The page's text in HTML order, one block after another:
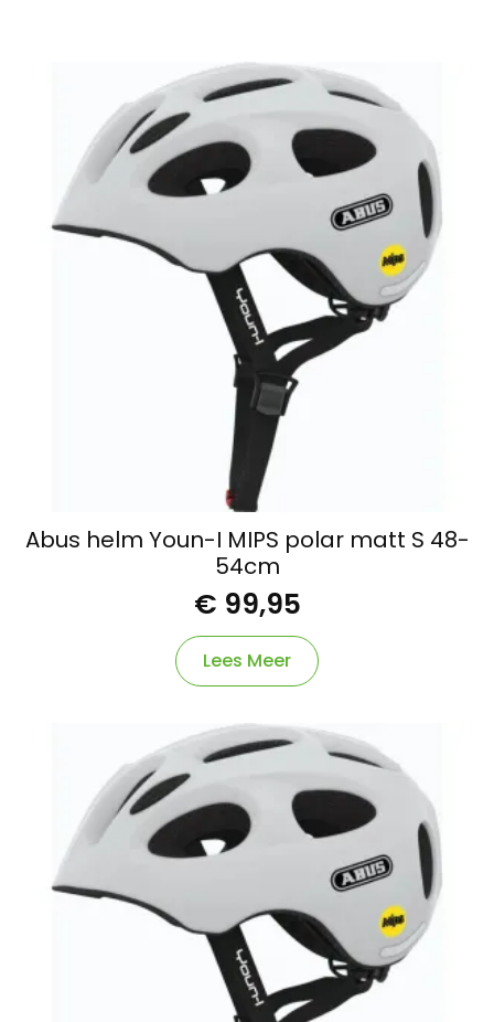
Abus helm Youn-I MIPS polar matt S 48-
54cm
€ 99,95
Lees Meer